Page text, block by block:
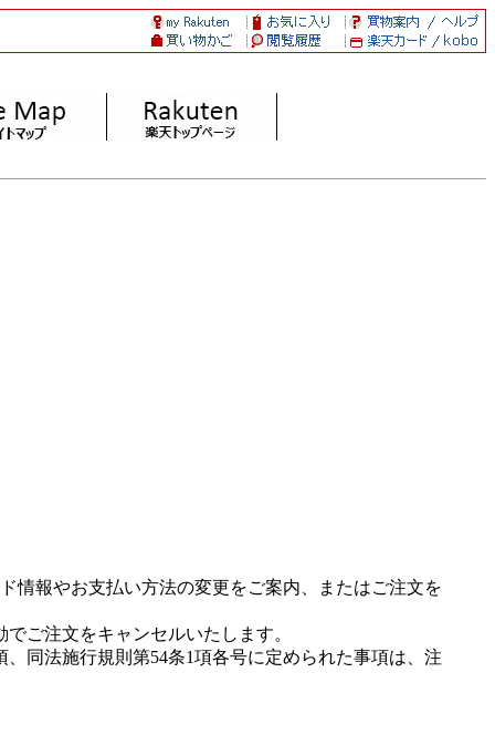
情報やお支払い方法の変更をご案内、またはご注文を
ご注文をキャンセルいたします。
同法施行規則第54条1項各号に定められた事項は、注